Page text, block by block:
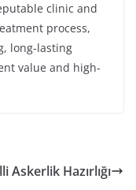
clinic and
process,
long-lasting
value and high-
Askerlik Hazırlığı